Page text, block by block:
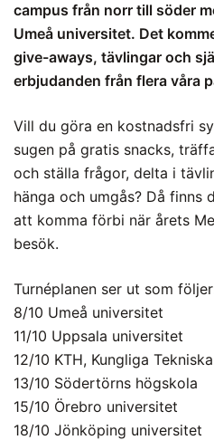
campus från norr till söder
Umeå universitet. Det
give-aways, tävlingar och
erbjudanden från flera våra
Vill du göra en kostnadsfri
sugen på gratis snacks,
och ställa frågor, delta i
hänga och umgås? Då finns
att komma förbi när årets
besök.
Turnéplanen ser ut som
8/10 Umeå universitet
11/10 Uppsala universitet
12/10 KTH, Kungliga
13/10 Södertörns högskola
15/10 Örebro universitet
18/10 Jönköping universitet